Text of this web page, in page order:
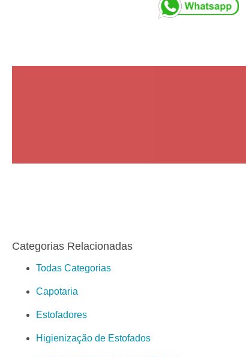
Categorias Relacionadas
Todas Categorias
Capotaria
Estofadores
Higienização de Estofados